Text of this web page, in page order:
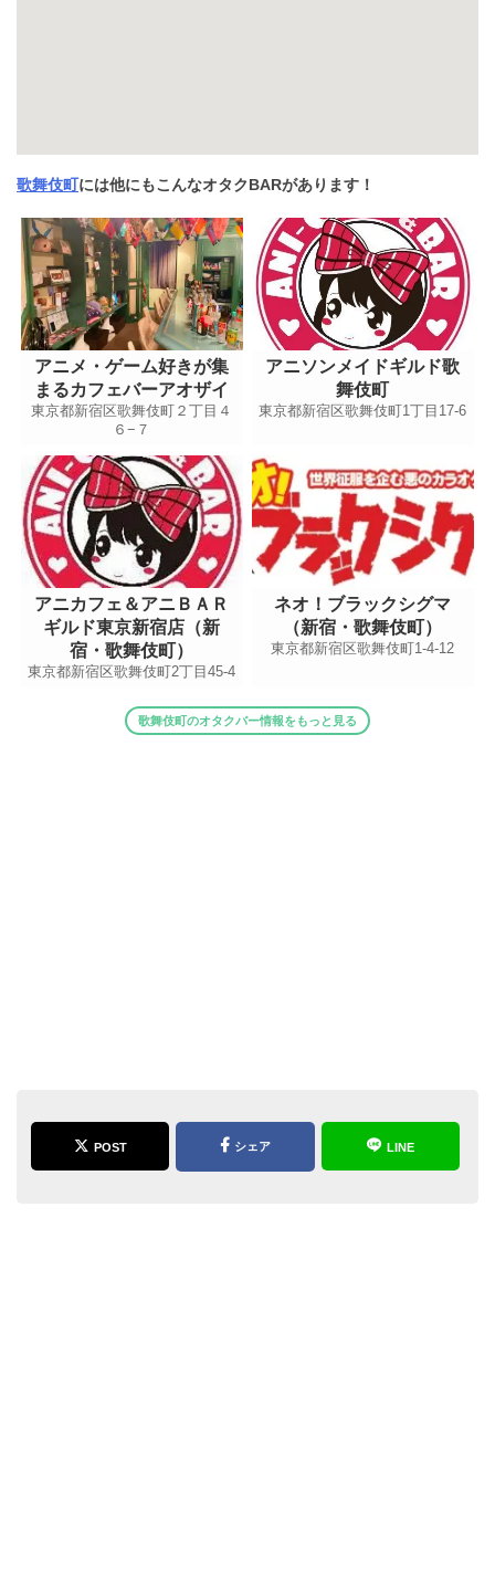
歌舞伎町には他にもこんなオタクBARがあります！
アニメ・ゲーム好きが集
まるカフェバーアオザイ
東京都新宿区歌舞伎町２丁目４
６−７
アニソンメイドギルド歌
舞伎町
東京都新宿区歌舞伎町1丁目17-6
アニカフェ＆アニＢＡＲ
ギルド東京新宿店（新
宿・歌舞伎町）
東京都新宿区歌舞伎町2丁目45-4
ネオ！ブラックシグマ
（新宿・歌舞伎町）
東京都新宿区歌舞伎町1-4-12
歌舞伎町のオタクバー情報をもっと見る
POST シェア LINE